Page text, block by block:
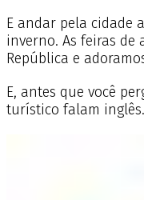
E andar pela cidade
inverno. As feiras
República e
E, antes que você
turístico falam